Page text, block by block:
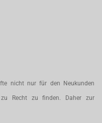
nicht nur für den Neukunden
Recht zu finden. Daher zur